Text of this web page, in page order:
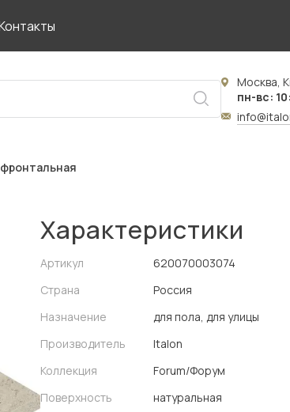
Москва,
пн-вс:
Характеристики
Артикул
620070003074
Страна
Россия
Назначение
для пола, для улицы
Производитель
Italon
Коллекция
Forum/Форум
Поверхность
натуральная